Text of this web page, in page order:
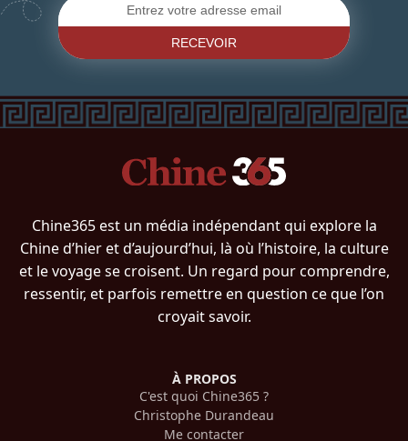
RECEVOIR
Chine365 est un média indépendant qui explore la
Chine d’hier et d’aujourd’hui, là où l’histoire, la culture
et le voyage se croisent. Un regard pour comprendre,
ressentir, et parfois remettre en question ce que l’on
croyait savoir.
À PROPOS
C'est quoi Chine365 ?
Christophe Durandeau
Me contacter